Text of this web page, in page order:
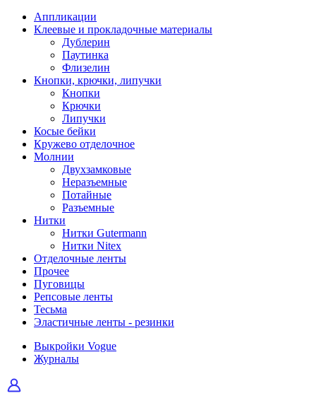
Аппликации
Клеевые и прокладочные материалы
Дублерин
Паутинка
Флизелин
Кнопки, крючки, липучки
Кнопки
Крючки
Липучки
Косые бейки
Кружево отделочное
Молнии
Двухзамковые
Неразъемные
Потайные
Разъемные
Нитки
Нитки Gutermann
Нитки Nitex
Отделочные ленты
Прочее
Пуговицы
Репсовые ленты
Тесьма
Эластичные ленты - резинки
Выкройки Vogue
Журналы